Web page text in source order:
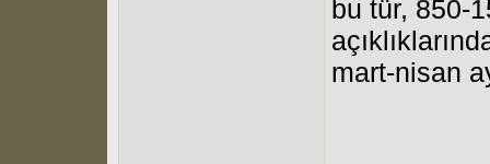
bu tür, 850-
mart-nisan